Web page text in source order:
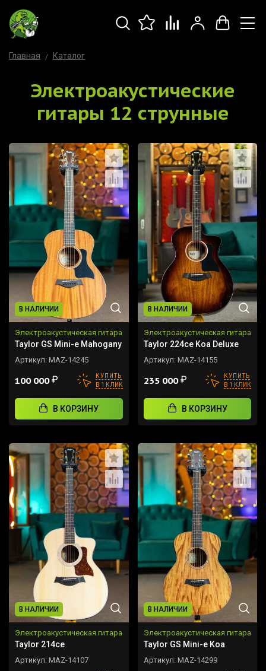
Главная Каталог
Электроакустические
гитары 12 струнные
В НАЛИЧИИ
Электроакустическая гитара
Taylor GS Mini-e Mahogany
Артикул: MAZ-14245
100 000₽
КУПИТЬ
В 1 КЛИК
В КОРЗИНУ
В НАЛИЧИИ
Электроакустическая гитара
Taylor 224ce Koa Deluxe
Артикул: MAZ-14155
235 000₽
КУПИТЬ
В 1 КЛИК
В КОРЗИНУ
В НАЛИЧИИ
Электроакустическая гитара
Taylor 214ce
Артикул: MAZ-14107
В НАЛИЧИИ
Электроакустическая гитара
Taylor GS Mini-e Koa
Артикул: MAZ-14299